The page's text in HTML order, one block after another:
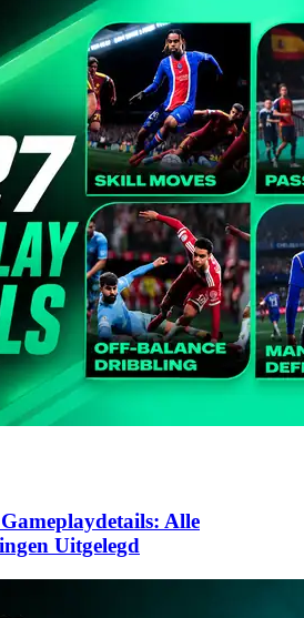
Alle
Uitgelegd